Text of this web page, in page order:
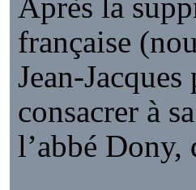
française
Jean-
consacrer à
l’abbé